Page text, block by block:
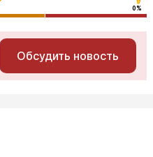
0%
Обсудить новость